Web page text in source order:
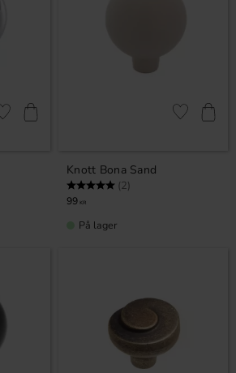
Lagre som favoritt
Knott Bona Sand
Karakter: (2)
99 KR
Lagre som
På lager